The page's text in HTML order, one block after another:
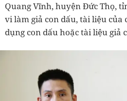
Quang Vĩnh, huyện Đức Thọ,
vi làm giả con dấu, tài liệu của
dụng con dấu hoặc tài liệu giả